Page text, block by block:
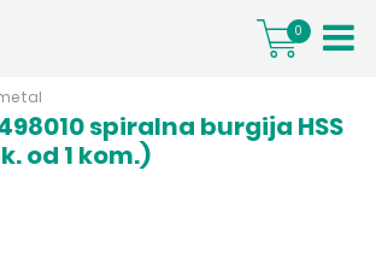
0
spiralna burgija HSS
od 1 kom.)